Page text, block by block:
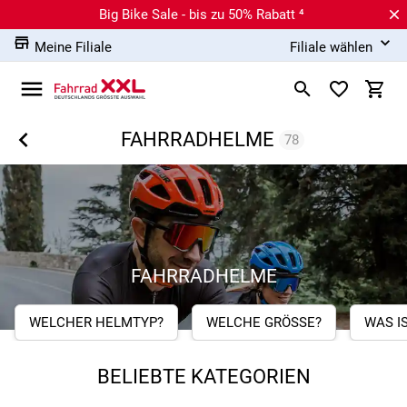
Big Bike Sale - bis zu 50% Rabatt ⁴
Meine Filiale
Filiale wählen
FAHRRADHELME 78
FAHRRADHELME
WELCHER HELMTYP? WELCHE GRÖSSE? WAS
BELIEBTE KATEGORIEN